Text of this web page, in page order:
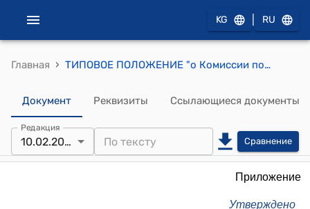
KG RU
Главная › ТИПОВОЕ ПОЛОЖЕНИЕ "о Комиссии по делам детей" (Утверждено постановлением Правительства Кыргызской Республики от 24 июля 2017 года № 449)
Документ Реквизиты Ссылающиеся документы
Редакция
10.02.2023 Сравнение